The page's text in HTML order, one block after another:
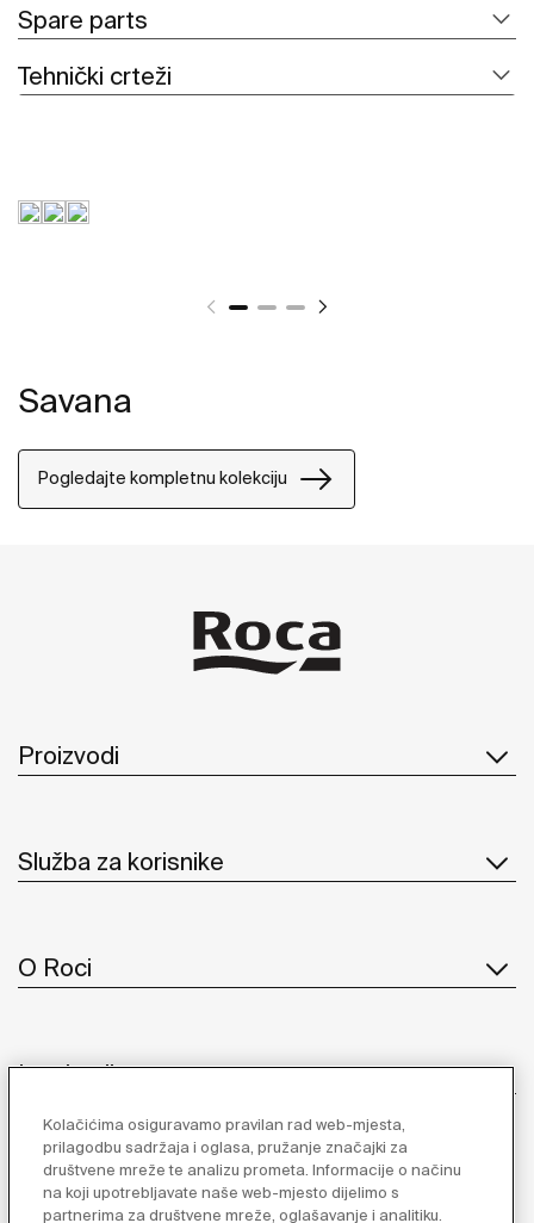
Spare parts
Tehnički crteži
Savana
Pogledajte kompletnu kolekciju
Proizvodi
Služba za korisnike
O Roci
Inspiracija
Pratite nas
Kolačićima osiguravamo pravilan rad web-mjesta,
prilagodbu sadržaja i oglasa, pružanje značajki za
društvene mreže te analizu prometa. Informacije o načinu
na koji upotrebljavate naše web-mjesto dijelimo s
partnerima za društvene mreže, oglašavanje i analitiku.